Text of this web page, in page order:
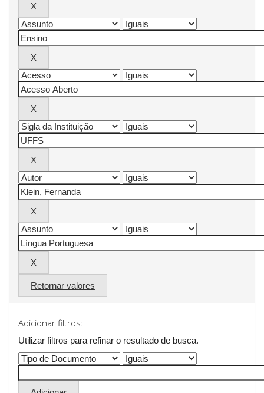
Retornar valores
Adicionar filtros:
Utilizar filtros para refinar o resultado de busca.